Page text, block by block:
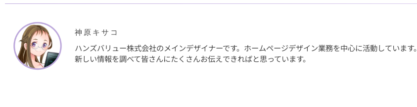
神原キサコ
ハンズバリュー株式会社のメインデザイナーです。ホームページデザイン業務を中心に活動しています。
新しい情報を調べて皆さんにたくさんお伝えできればと思っています。